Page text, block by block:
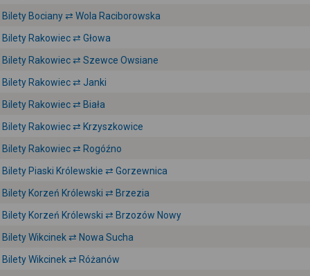
Bilety Bociany ⇄ Wola Raciborowska
Bilety Rakowiec ⇄ Głowa
Bilety Rakowiec ⇄ Szewce Owsiane
Bilety Rakowiec ⇄ Janki
Bilety Rakowiec ⇄ Biała
Bilety Rakowiec ⇄ Krzyszkowice
Bilety Rakowiec ⇄ Rogóźno
Bilety Piaski Królewskie ⇄ Gorzewnica
Bilety Korzeń Królewski ⇄ Brzezia
Bilety Korzeń Królewski ⇄ Brzozów Nowy
Bilety Wikcinek ⇄ Nowa Sucha
Bilety Wikcinek ⇄ Różanów